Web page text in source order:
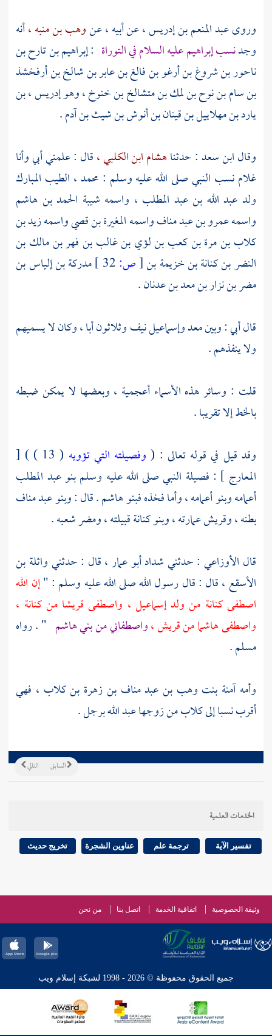
وروىعبد المنعم بن إدريس ،عن أبيه ، عنوهب بن منبه ،أنه
وجدنسبإبراهيمعليه السلام في التوراة :إبراهيم بن تارح بن
ناحور بن شروغ بن أرغو بن فالغ بن عابر بن شالخ بن أرفخشذ
بن سام بن نوح بن لمك بن متشالخ بن خنوخ ، وهو إدريس ، بن
يارد بن مهلاييل بن قينان بن أنوش بن شيث بن آدم.
وقالابن سعد: حدثناهشام ابن الكلبي ،قال : علمني أبي وأنا
غلام نسب النبي صلى الله عليه وسلم : محمد ، الطيب المبارك
ولد عبد الله بن عبد المطلب ، واسمه شيبة الحمد بن هاشم
واسمهعمرو بن عبد منافواسمهالمغيرة بن قصيواسمهزيد بن
كلاب بن مرة بن كعب بن لؤي بن غالب بن فهر بن مالك بن
النضر بن كنانة بن خزيمة بن[ص:
مدركة بن إلياس بن
مضر بن نزار بن معد بن عدنان.
قال أبي : وبينمعدوإسماعيلنيف وثلاثون أبا ، وكان لا يسميهم
ولا ينفذهم .
قلت : وسائر هذه الأسماء أعجمية ، وبعضها لا يمكن ضبطه
بالخط إلا تقريبا .
وقد قيل في قوله تعالى : ( وفصيلته التي تؤويه
( 13 ) ) [
المعارج ] : فصيلة النبي صلى الله عليه وسلمبنو عبد المطلب
أعمامه وبنو أعمامه ، وأما فخذهفبنو هاشم. قال :وبنو عبد مناف
بطنه ،وقريشعمارته ،وبنو كنانةقبيلته ،ومضرشعبه .
قال الأوزاعي : حدثنيشداد أبو عمار ،قال : حدثنيواثلة بن
الأسقع ،قال : قال رسول الله صلى الله عليه وسلم : "إن الله
اصطفىكنانة من ولدإسماعيل ، واصطفى قريشامنكنانة ،
واصطفىهاشمامنقريش ،واصطفاني منبني هاشم " . رواه
مسلم.
وأمهآمنة بنت وهب بن عبد مناف بن زهرة بن كلاب ، فهي
أقرب نسبا إلىكلابمن زوجهاعبد اللهبرجل .
التالي السابق
الخدمات العلمية
تفسير الآية ترجمة علم عناوين الشجرة تخريج حديث
وثيقة الخصوصية اتفاقية الخدمة اتصل بنا من نحن
جميع الحقوق محفوظة © 2026 - 1998 لشبكة إسلام ويب